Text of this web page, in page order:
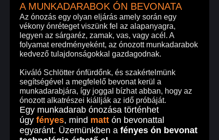
A MUNKADARABOK ÓN BEVONATA
Az ónozás egy olyan eljárás amely során egy
vékony ónréteget viszünk fel az alapanyagra,
legyen az sárgaréz, zamak, vas, vagy acél. A
folyamat eredményeként, az ónozott munkadarabok
kedvező tulajdonságokkal gazdagodnak.
Kiváló Schlötter ónfürdőnk, és szakértelmünk
segítségével a megfelelő bevonat kerül a
munkadarabjára, így joggal bízhat abban, hogy az
ónozott alkatrészei kiállják az idő próbáját.
Egy munkadarab ónozása történhet
úgy fényes, mind matt ón bevonattal
egyaránt. Üzemünkben a fényes ón bevonat